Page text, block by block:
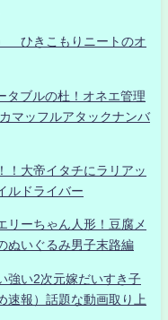
ひきこもりニートのオ
タブルの杜！オネエ管理
マッフルアタックナンバ
！大帝イタチにラリアッ
ルドライバー
ーちゃん人形！豆腐メ
ぬいぐるみ男子末路編
強い2次元嫁だいすき子
速報）話題な動画取り上